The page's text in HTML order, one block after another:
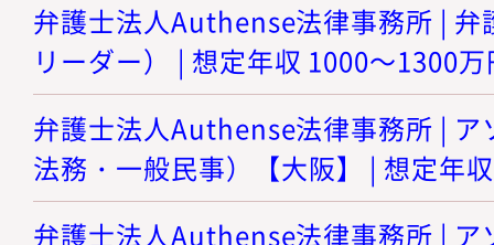
弁護士法人Authense法律事務所 | 弁
リーダー） | 想定年収 1000～1300
弁護士法人Authense法律事務所 | ア
法務・一般民事）【大阪】 | 想定年
弁護士法人Authense法律事務所 | ア